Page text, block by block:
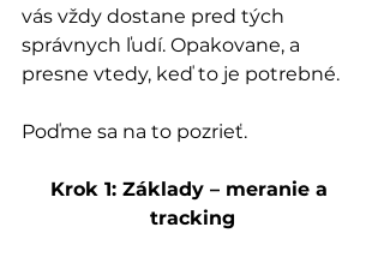
vás vždy dostane pred tých
správnych ľudí. Opakovane, a
presne vtedy, keď to je potrebné.
Poďme sa na to pozrieť.
Krok 1: Základy – meranie a
tracking